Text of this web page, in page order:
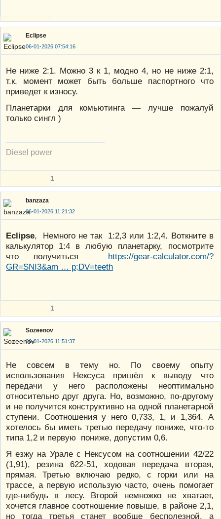
Eclipse
06-01-2026 07:54:16
Не ниже 2:1. Можно 3 к 1, модно 4, но не ниже 2:1,
т.к. момент может быть больше паспортного что
приведет к износу.
Планетарки для комьютинга — лучше пожалуй
только сингл )
Diesel power
1
banzaza
06-01-2026 11:21:32
Eclipse, Немного не так 1:2,3 или 1:2,4. Воткните в
калькулятор 1:4 в любую планетарку, посмотрите
что получиться https://gear-calculator.com/?
GR=SNI3&am … p;DV=teeth
1
Sozeenov
06-01-2026 11:51:37
Не совсем в тему но. По своему опыту
использования Нексуса пришёл к выводу что
передачи у него расположены неоптимально
относительно друг друга. Но, возможно, по-другому
и не получится конструктивно на одной планетарной
ступени. Соотношения у него 0,733, 1, и 1,364. А
хотелось бы иметь третью передачу пониже, что-то
типа 1,2 и первую пониже, допустим 0,6.
Я езжу на Урале с Нексусом на соотношении 42/22
(1,91), резина 622-51, ходовая передача вторая,
прямая. Третью включаю редко, с горки или на
трассе, а первую использую часто, очень помогает
где-нибудь в лесу. Второй немножко не хватает,
хочется главное соотношение повыше, в районе 2,1,
но тогда третья станет вообще бесполезной, а